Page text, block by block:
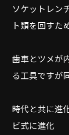
ソケットレン
ト類を回すた
歯車とツメが
る工具ですが
時代と共に進
ビ式に進化